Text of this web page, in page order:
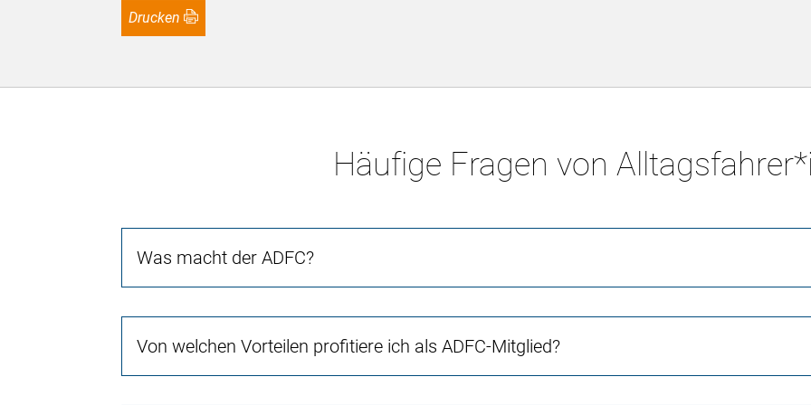
Drucken
Häufige Fragen von
Was macht der ADFC?
Von welchen Vorteilen profitiere ich als ADFC-Mitglied?